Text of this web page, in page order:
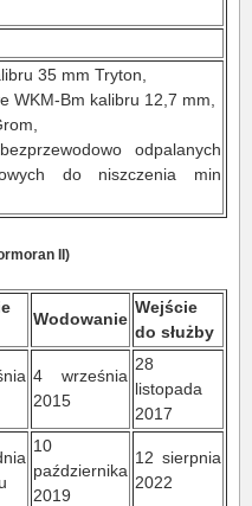
35 mm Tryton,
WKM-Bm kalibru 12,7 mm,
odpalanych
do niszczenia min
II)
Wodowanie
Wejście
do służby
4 września
2015
28
listopada
2017
10
października
2019
12 sierpnia
2022